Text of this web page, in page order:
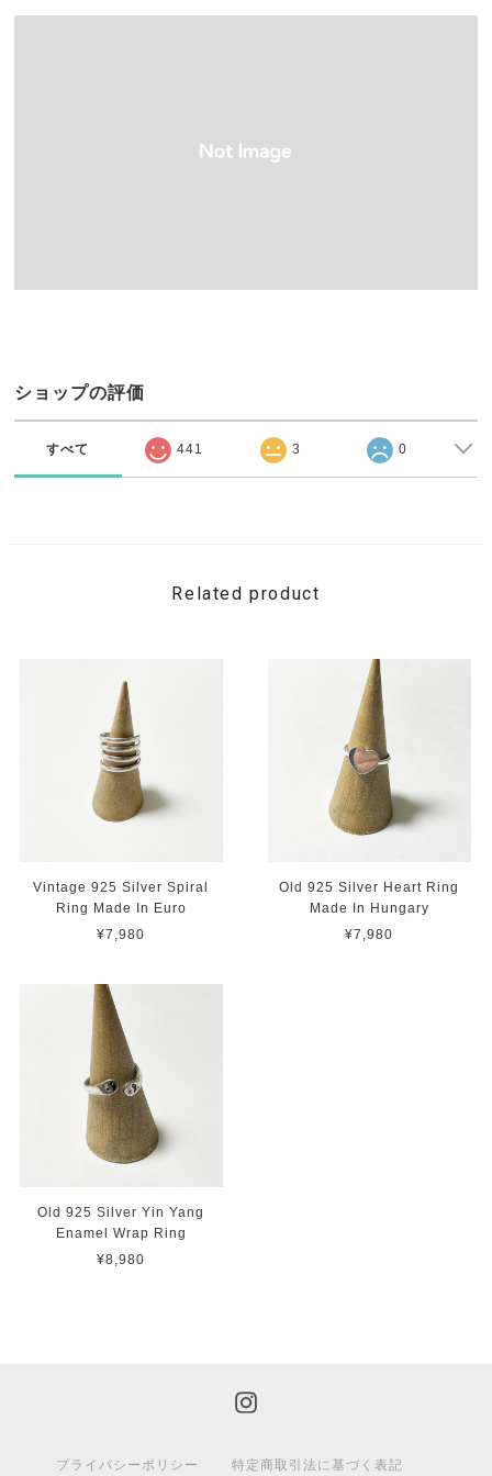
ショップの評価
すべて 441 3 0
Related product
Vintage 925 Silver Spiral
Ring Made In Euro
¥7,980
Old 925 Silver Heart Ring
Made In Hungary
¥7,980
Old 925 Silver Yin Yang
Enamel Wrap Ring
¥8,980
プライバシーポリシー 特定商取引法に基づく表記